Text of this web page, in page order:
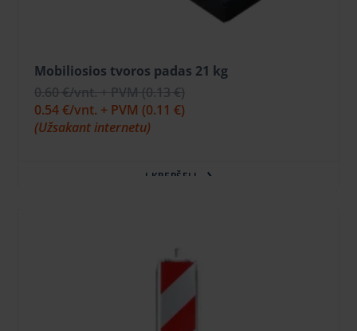
Mobiliosios tvoros padas 21 kg
0.60 €/vnt. + PVM(0.13 €)
0.54 €/vnt. + PVM (0.11 €)
(Užsakant internetu)
Į KREPŠELĮ